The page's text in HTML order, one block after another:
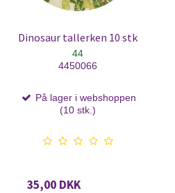
Dinosaur tallerken 10 stk
44
4450066
På lager i webshoppen
(10 stk.)
35,00 DKK